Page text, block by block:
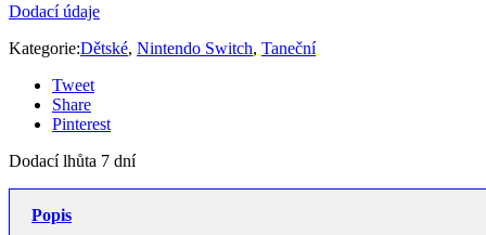
Dodací údaje
Kategorie:Dětské, Nintendo Switch, Taneční
Tweet
Share
Pinterest
Dodací lhůta 7 dní
Popis